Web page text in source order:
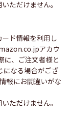
ただけません。
ド情報を利用し
アカウ
に、ご注文者様と
になる場合がござ
報にお間違いがな
ただけません。